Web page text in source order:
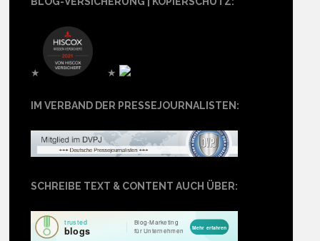
★ ★
IM VERBAND DER PRESSEJOURNALISTEN:
SCHREIBE TEXT & CONTENT AUCH ÜBER: